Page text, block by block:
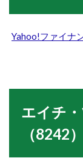
Yahoo!ファイナ
エイチ
（8242